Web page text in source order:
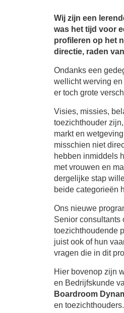
Wij zijn een
was het tijd voor
profileren op het
directie, raden
Ondanks een
wellicht werving
er toch grote
Visies, missies,
toezichthouder
markt en
misschien niet
hebben inmiddels
met vrouwen en
dergelijke stap
beide categorieën
Ons nieuwe
Senior consultants
toezichthoudende
juist ook of hun
vragen die in dit
Hier bovenop zijn
en Bedrijfskunde
Boardroom
en